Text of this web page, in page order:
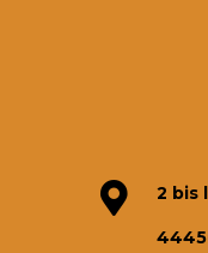
 2 bis